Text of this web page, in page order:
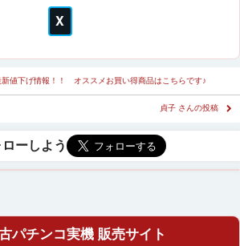
値下げ情報！！ オススメお買い得商品はこちらです♪
貞子 さんの投稿
パチンコ実機 販売サイト